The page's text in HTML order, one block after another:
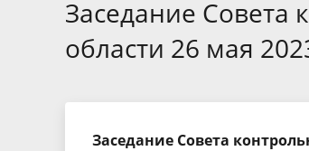
соглашениях
Экспертные заключения
Заседание Совета
области 26 мая
Заседание Совета